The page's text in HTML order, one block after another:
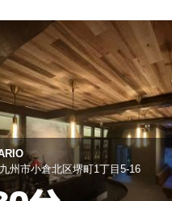
ｓ Bar Dia
州市小倉北区堺町1-5-22